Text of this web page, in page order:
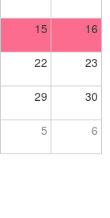
15 16
22 23
29 30
5 6